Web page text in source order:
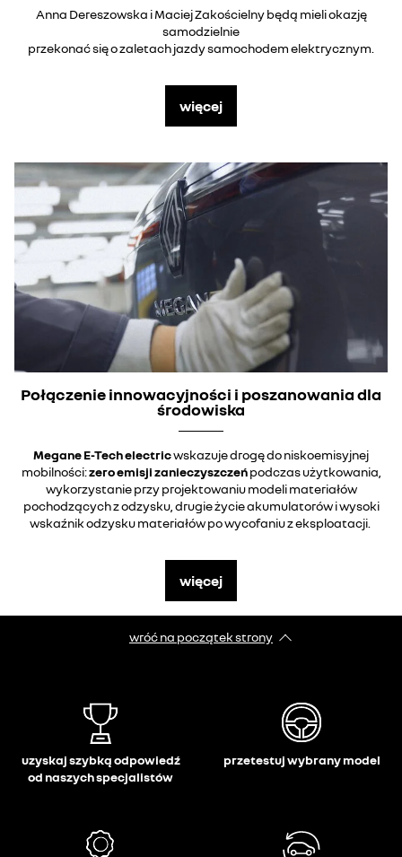
Anna Dereszowska i Maciej Zakościelny będą mieli okazję
samodzielnie
przekonać się o zaletach jazdy samochodem elektrycznym.
więcej
Połączenie innowacyjności i poszanowania dla
środowiska
Megane E-Tech electricwskazuje drogę do niskoemisyjnej
mobilności:zero emisji zanieczyszczeńpodczas użytkowania,
wykorzystanie przy projektowaniu modeli materiałów
pochodzących z odzysku, drugie życie akumulatorów i wysoki
wskaźnik odzysku materiałów po wycofaniu z eksploatacji.
więcej
wróć na początek strony
uzyskaj szybką odpowiedź
od naszych specjalistów
przetestuj wybrany model